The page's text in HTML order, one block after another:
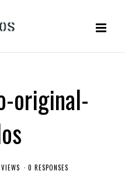
original-
0 RESPONSES